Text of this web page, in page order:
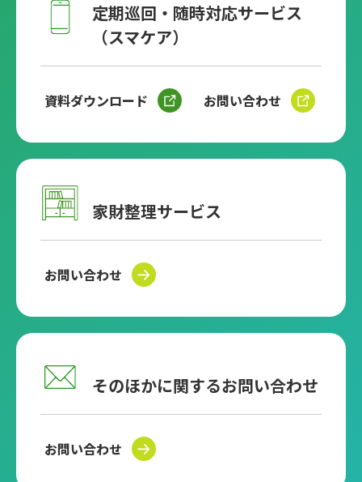
定期巡回・随時対応サービス
（スマケア）
資料ダウンロード お問い合わせ
家財整理サービス
お問い合わせ
そのほかに関するお問い合わせ
お問い合わせ